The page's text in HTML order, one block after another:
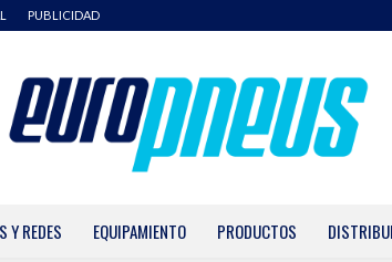
PUBLICIDAD
Y REDES EQUIPAMIENTO PRODUCTOS